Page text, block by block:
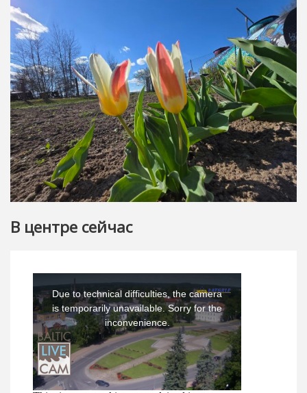
В центре сейчас